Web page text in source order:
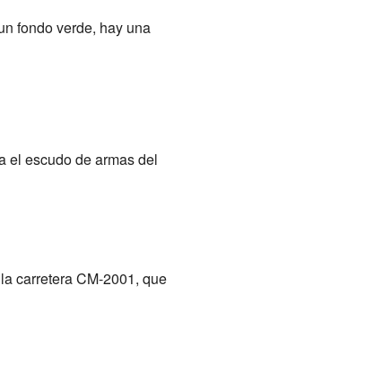
fondo verde, hay una
el escudo de armas del
carretera CM-2001, que